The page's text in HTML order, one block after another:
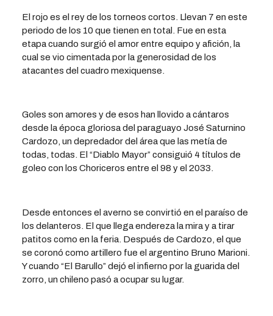
El rojo es el rey de los torneos cortos. Llevan 7 en este
periodo de los 10 que tienen en total. Fue en esta
etapa cuando surgió el amor entre equipo y afición, la
cual se vio cimentada por la generosidad de los
atacantes del cuadro mexiquense.
Goles son amores y de esos han llovido a cántaros
desde la época gloriosa del paraguayo José Saturnino
Cardozo, un depredador del área que las metía de
todas, todas. El “Diablo Mayor” consiguió 4 títulos de
goleo con los Choriceros entre el 98 y el 2033.
Desde entonces el averno se convirtió en el paraíso de
los delanteros. El que llega endereza la mira y a tirar
patitos como en la feria. Después de Cardozo, el que
se coronó como artillero fue el argentino Bruno Marioni.
Y cuando “El Barullo” dejó el infierno por la guarida del
zorro, un chileno pasó a ocupar su lugar.